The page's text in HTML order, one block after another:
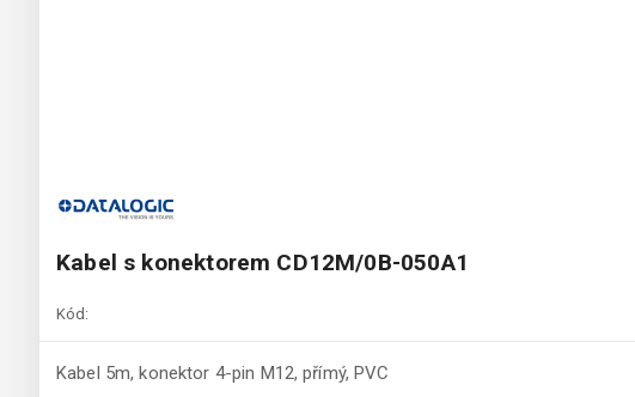
Kabel s konektorem CD12M/0B-050A1
Kód:
Kabel 5m, konektor 4-pin M12, přímý, PVC